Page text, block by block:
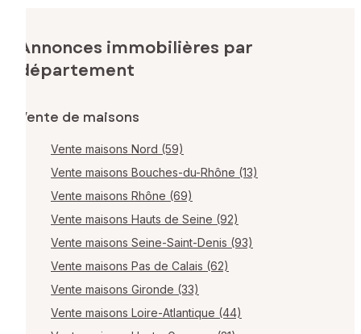
Annonces immobilières par
département
Vente de maisons
Vente maisons Nord (59)
Vente maisons Bouches-du-Rhône (13)
Vente maisons Rhône (69)
Vente maisons Hauts de Seine (92)
Vente maisons Seine-Saint-Denis (93)
Vente maisons Pas de Calais (62)
Vente maisons Gironde (33)
Vente maisons Loire-Atlantique (44)